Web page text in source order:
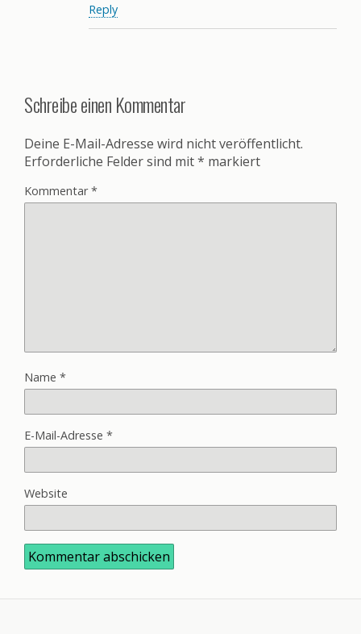
Reply
Schreibe einen Kommentar
Deine E-Mail-Adresse wird nicht veröffentlicht.
Erforderliche Felder sind mit* markiert
Kommentar*
Name *
E-Mail-Adresse *
Website